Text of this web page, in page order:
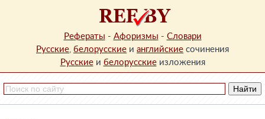
Рефераты - Афоризмы - Словари
Русские, белорусские и английские сочинения
Русскиеи белорусскиеизложения